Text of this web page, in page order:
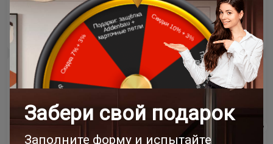
23 258 ₽ 23 258 ₽
- 15% скидка
Межкомнатная дверь
Венге Нуар
- 15% скидка
Межкомнатная дверь
Tivoli / Тиволи А-1
Рустик